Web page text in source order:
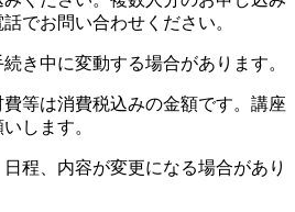
でお問い合わせください。
き中に変動する場合があります。
等は消費税込みの金額です。講座
します。
程、内容が変更になる場合があり